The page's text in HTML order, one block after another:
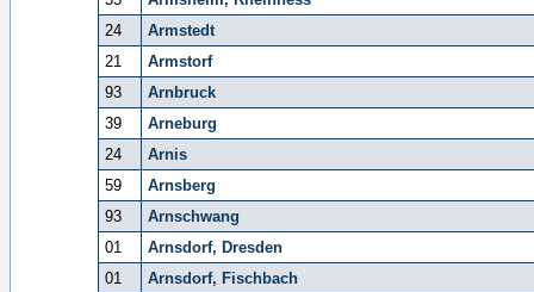
24
Armstedt
21
Armstorf
93
Arnbruck
39
Arneburg
24
Arnis
59
Arnsberg
93
Arnschwang
01
Arnsdorf, Dresden
01
Arnsdorf, Fischbach